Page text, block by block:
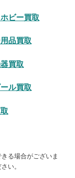
ビー買取
品買取
買取
ル買取
る場合がございま
い。